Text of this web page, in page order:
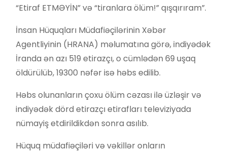
“Etiraf ETMƏYİN” və “tiranlara ölüm!” qışqırıram”.
İnsan Hüquqları Müdafiəçilərinin Xəbər
Agentliyinin (HRANA) məlumatına görə, indiyədək
İranda ən azı 519 etirazçı, o cümlədən 69 uşaq
öldürülüb, 19300 nəfər isə həbs edilib.
Həbs olunanların çoxu ölüm cəzası ilə üzləşir və
indiyədək dörd etirazçı etirafları televiziyada
nümayiş etdirildikdən sonra asılıb.
Hüquq müdafiəçiləri və vəkillər onların